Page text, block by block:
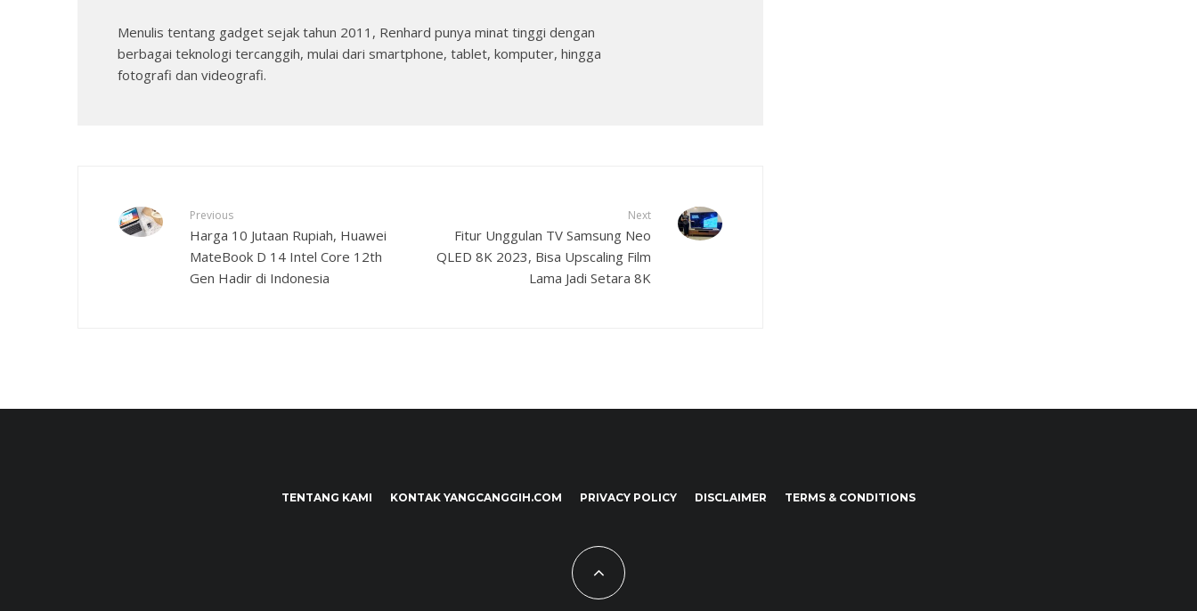
Menulis tentang gadget sejak tahun 2011, Renhard punya minat tinggi dengan
berbagai teknologi tercanggih, mulai dari smartphone, tablet, komputer, hingga
fotografi dan videografi.
Previous
Harga 10 Jutaan Rupiah, Huawei
MateBook D 14 Intel Core 12th
Gen Hadir di Indonesia
Next
Fitur Unggulan TV Samsung Neo
QLED 8K 2023, Bisa Upscaling Film
Lama Jadi Setara 8K
TENTANG KAMI KONTAK YANGCANGGIH.COM PRIVACY POLICY DISCLAIMER TERMS & CONDITIONS